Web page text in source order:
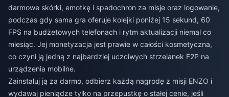
darmowe skórki, emotkę i spadochron za misje oraz logowanie,
podczas gdy sama gra oferuje kolejki poniżej 15 sekund, 60
FPS na budżetowych telefonach i rytm aktualizacji niemal co
miesiąc. Jej monetyzacja jest prawie w całości kosmetyczna,
co czyni ją jedną z najbardziej uczciwych strzelanek F2P na
urządzenia mobilne.
Zainstaluj ją za darmo, odbierz każdą nagrodę z misji ENZO i
wydawaj pieniądze tylko na przepustkę o stałej cenie, jeśli